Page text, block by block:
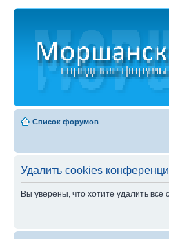
Список форумов
Удалить cookies
Вы уверены, что хотите удалить